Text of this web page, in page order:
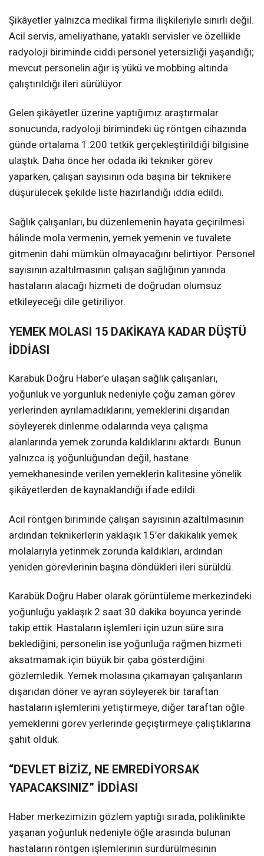
Şikâyetler yalnızca medikal firma ilişkileriyle sınırlı değil.
Acil servis, ameliyathane, yataklı servisler ve özellikle
radyoloji biriminde ciddi personel yetersizliği yaşandığı;
mevcut personelin ağır iş yükü ve mobbing altında
çalıştırıldığı ileri sürülüyor.
Gelen şikâyetler üzerine yaptığımız araştırmalar
sonucunda, radyoloji birimindeki üç röntgen cihazında
günde ortalama 1.200 tetkik gerçekleştirildiği bilgisine
ulaştık. Daha önce her odada iki tekniker görev
yaparken, çalışan sayısının oda başına bir teknikere
düşürülecek şekilde liste hazırlandığı iddia edildi.
Sağlık çalışanları, bu düzenlemenin hayata geçirilmesi
hâlinde mola vermenin, yemek yemenin ve tuvalete
gitmenin dahi mümkün olmayacağını belirtiyor. Personel
sayısının azaltılmasının çalışan sağlığının yanında
hastaların alacağı hizmeti de doğrudan olumsuz
etkileyeceği dile getiriliyor.
YEMEK MOLASI 15 DAKİKAYA KADAR DÜŞTÜ
İDDİASI
Karabük Doğru Haber’e ulaşan sağlık çalışanları,
yoğunluk ve yorgunluk nedeniyle çoğu zaman görev
yerlerinden ayrılamadıklarını, yemeklerini dışarıdan
söyleyerek dinlenme odalarında veya çalışma
alanlarında yemek zorunda kaldıklarını aktardı. Bunun
yalnızca iş yoğunluğundan değil, hastane
yemekhanesinde verilen yemeklerin kalitesine yönelik
şikâyetlerden de kaynaklandığı ifade edildi.
Acil röntgen biriminde çalışan sayısının azaltılmasının
ardından teknikerlerin yaklaşık 15’er dakikalık yemek
molalarıyla yetinmek zorunda kaldıkları, ardından
yeniden görevlerinin başına döndükleri ileri sürüldü.
Karabük Doğru Haber olarak görüntüleme merkezindeki
yoğunluğu yaklaşık 2 saat 30 dakika boyunca yerinde
takip ettik. Hastaların işlemleri için uzun süre sıra
beklediğini, personelin ise yoğunluğa rağmen hizmeti
aksatmamak için büyük bir çaba gösterdiğini
gözlemledik. Yemek molasına çıkamayan çalışanların
dışarıdan döner ve ayran söyleyerek bir taraftan
hastaların işlemlerini yetiştirmeye, diğer taraftan öğle
yemeklerini görev yerlerinde geçiştirmeye çalıştıklarına
şahit olduk.
“DEVLET BİZİZ, NE EMREDİYORSAK
YAPACAKSINIZ” İDDİASI
Haber merkezimizin gözlem yaptığı sırada, poliklinikte
yaşanan yoğunluk nedeniyle öğle arasında bulunan
hastaların röntgen işlemlerinin sürdürülmesinin